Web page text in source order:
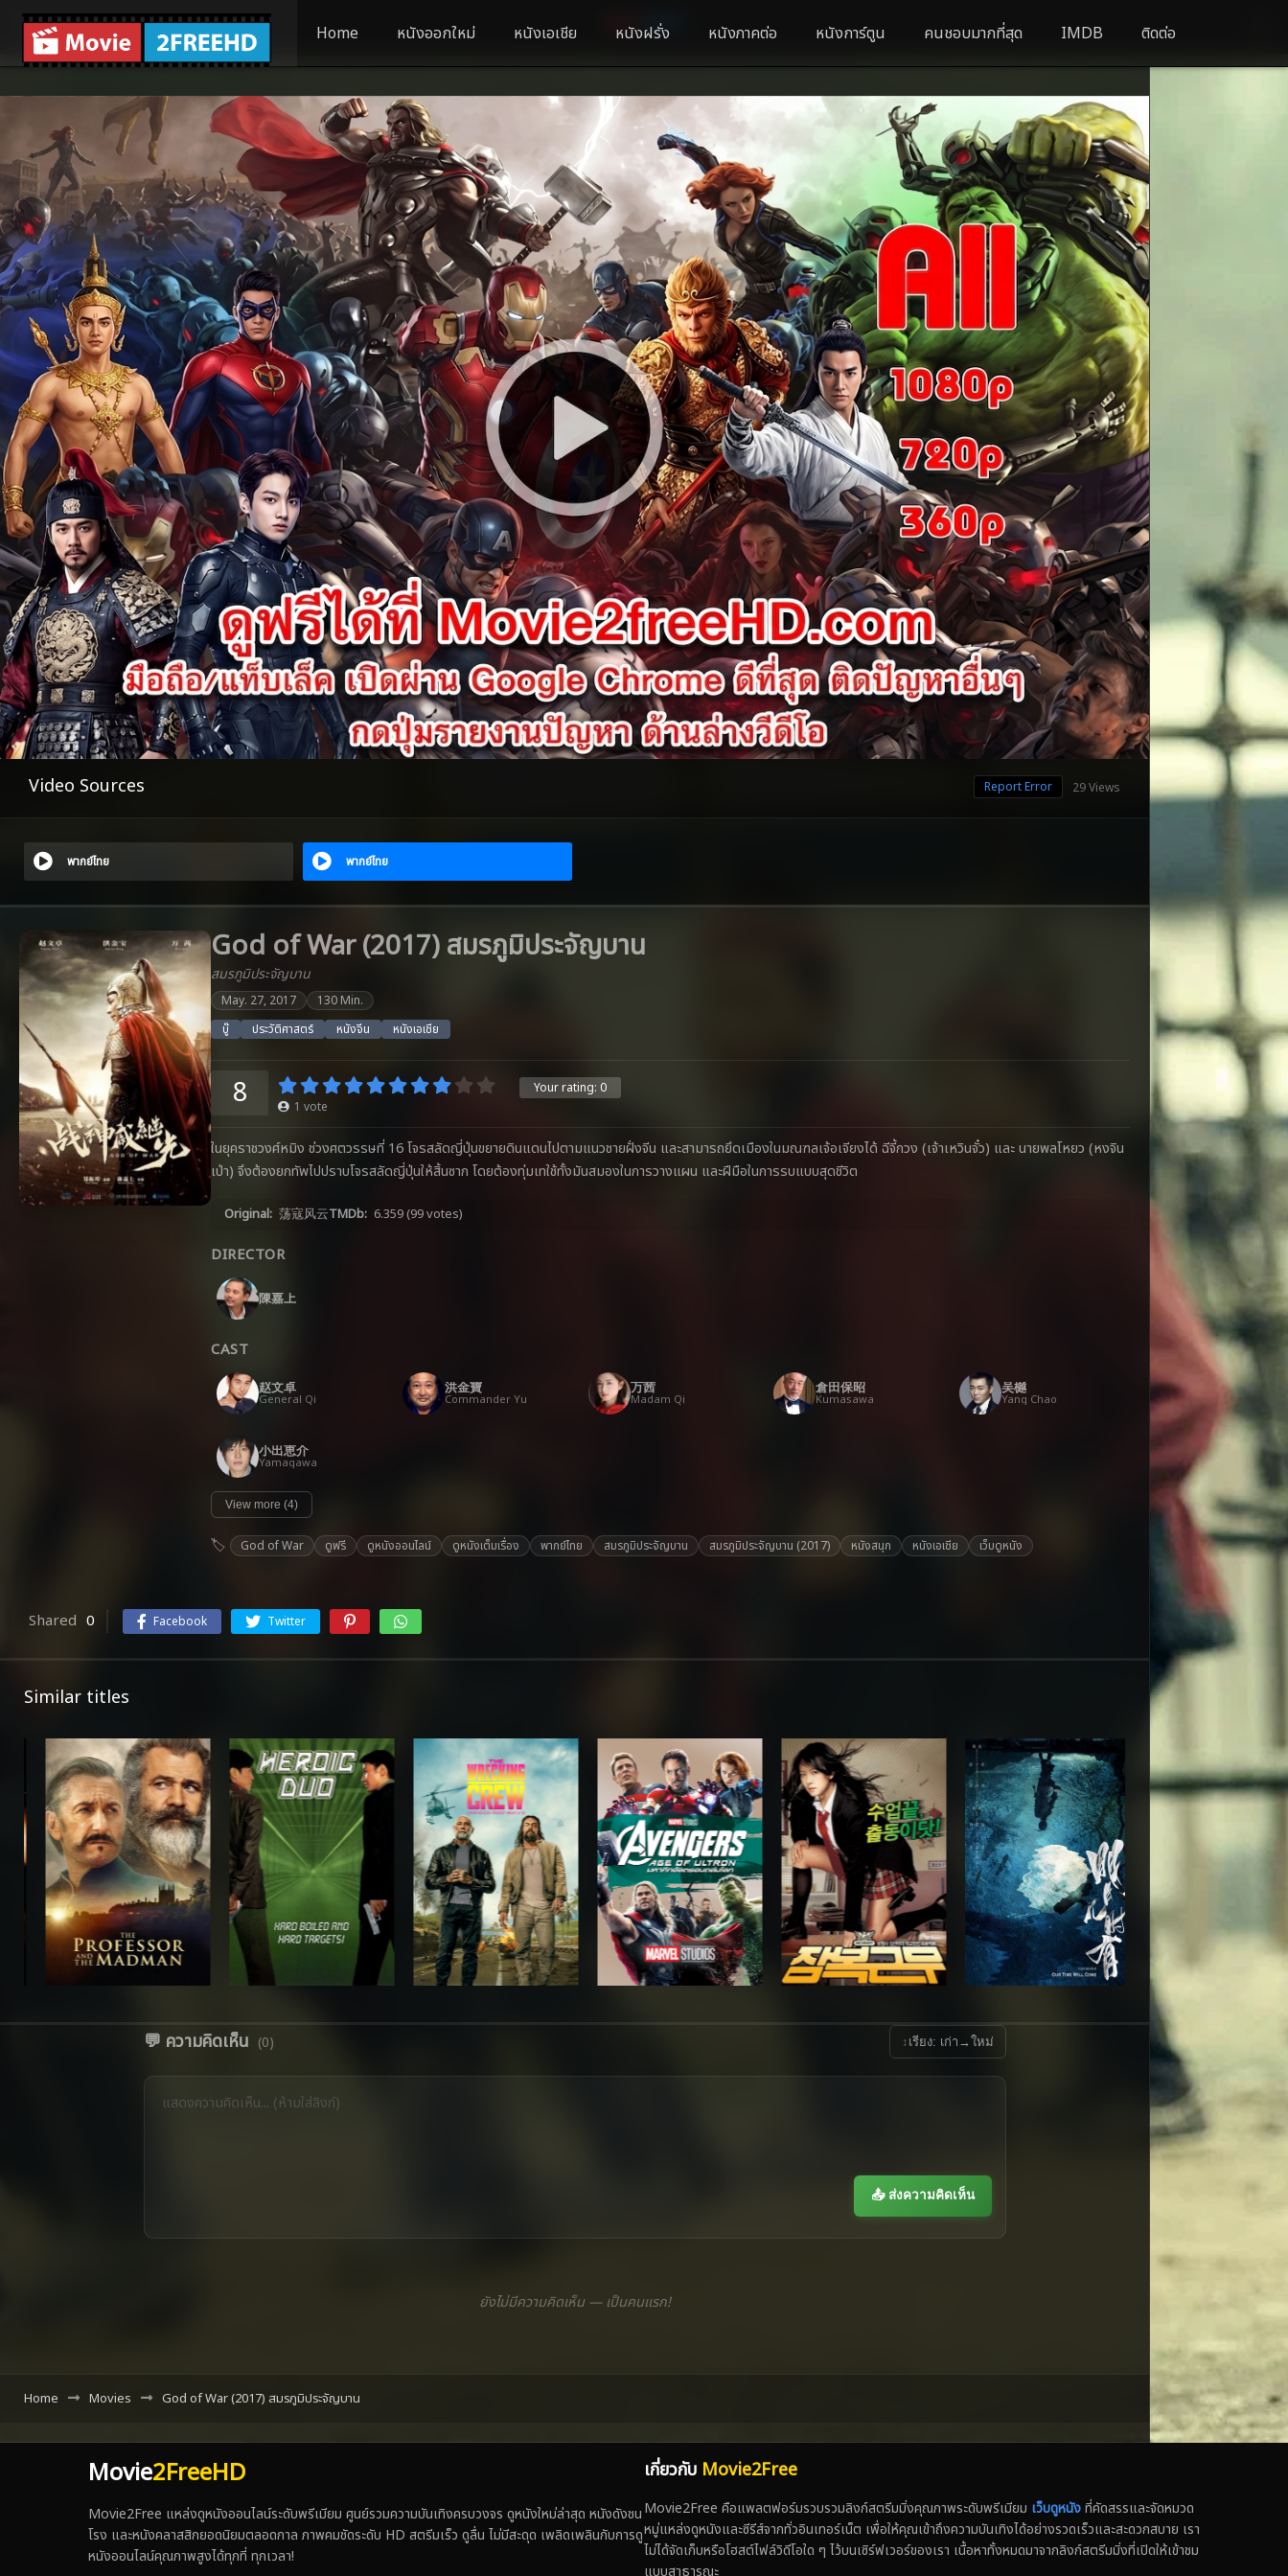
Home หนังออกใหม่ หนังเอเชีย หนังฝรั่ง หนังภาคต่อ หนังการ์ตูน คนชอบมากที่สุด IMDB ติดต่อ
Video Sources 29 Views
Report Error
พากย์ไทย พากย์ไทย
God of War (2017) สมรภูมิประจัญบาน
สมรภูมิประจัญบาน
May. 27, 2017
130 Min.
บู๊
ประวัติศาสตร์ หนังจีน หนังเอเชีย
Your rating: 0
8 1 vote
ในยุคราชวงศ์หมิง ช่วงศตวรรษที่ 16 โจรสลัดญี่ปุ่นขยายดินแดนไปตามแนวชายฝั่งจีน และสามารถยึดเมืองในมณฑลเจ้อเจียงได้ ฉีจี้กวง (เจ้าเหวินจั๋ว) และ นายพลโหยว (หงจิน
เป่า) จึงต้องยกทัพไปปราบโจรสลัดญี่ปุ่นให้สิ้นซาก โดยต้องทุ่มเทใช้ทั้งมันสมองในการวางแผน และฝีมือในการรบแบบสุดชีวิต
Original: 荡寇风云TMDb: 6.359 (99 votes)
DIRECTOR
陳嘉上
CAST
赵文卓
General Qi
洪金寶
Commander Yu
万茜
Madam Qi
倉田保昭
Kumasawa
吴樾
Yang Chao
小出恵介
Yamagawa
View more (4)
God of War ดูฟรี ดูหนังออนไลน์ ดูหนังเต็มเรื่อง พากย์ไทย สมรภูมิประจัญบาน สมรภูมิประจัญบาน (2017) หนังสนุก หนังเอเชีย เว็บดูหนัง
Shared 0 Facebook Twitter
Similar titles
💬 ความคิดเห็น (0) ↕ เรียง: เก่า→ใหม่
📤 ส่งความคิดเห็น
ยังไม่มีความคิดเห็น — เป็นคนแรก!
Home Movies God of War (2017) สมรภูมิประจัญบาน
Movie2FreeHD
Movie2Free แหล่งดูหนังออนไลน์ระดับพรีเมียม ศูนย์รวมความบันเทิงครบวงจร ดูหนังใหม่ล่าสุด หนังดังชน
โรง และหนังคลาสสิกยอดนิยมตลอดกาล ภาพคมชัดระดับ HD สตรีมเร็ว ดูลื่น ไม่มีสะดุด เพลิดเพลินกับการดู
หนังออนไลน์คุณภาพสูงได้ทุกที่ ทุกเวลา!
เกี่ยวกับ Movie2Free
Movie2Free คือแพลตฟอร์มรวบรวมลิงก์สตรีมมิ่งคุณภาพระดับพรีเมียม เว็บดูหนังที่คัดสรรและจัดหมวด
หมู่แหล่งดูหนังและซีรีส์จากทั่วอินเทอร์เน็ต เพื่อให้คุณเข้าถึงความบันเทิงได้อย่างรวดเร็วและสะดวกสบาย เรา
ไม่ได้จัดเก็บหรือโฮสต์ไฟล์วิดีโอใด ๆ ไว้บนเซิร์ฟเวอร์ของเรา เนื้อหาทั้งหมดมาจากลิงก์สตรีมมิ่งที่เปิดให้เข้าชม